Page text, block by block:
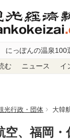
にっぽんの温泉100
む ニュース イ
光行政・団体 大韓
空、福岡